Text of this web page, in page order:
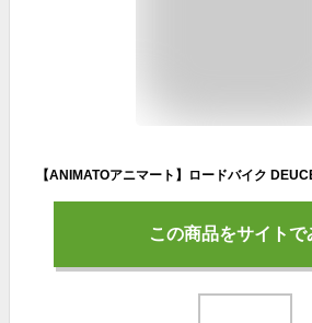
この商品をサイトで